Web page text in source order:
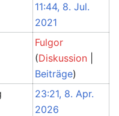
11:44, 8. Jul.
2021
Fulgor
(Diskussion
Beiträge)
23:21, 8. Apr.
2026